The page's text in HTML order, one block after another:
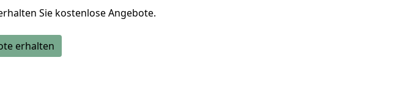
Sie kostenlose Angebote.
erhalten